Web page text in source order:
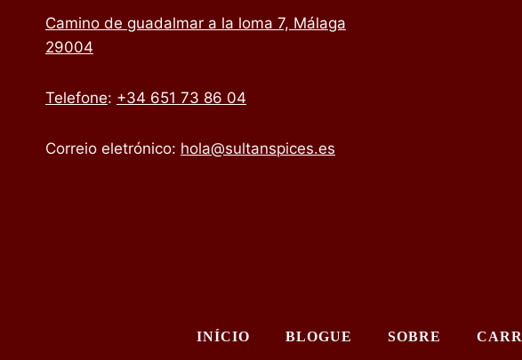
Camino de guadalmar a la loma 7, Málaga
29004
Telefone: +34 651 73 86 04
Correio eletrónico: hola@sultanspices.es
INÍCIO BLOGUE SOBRE